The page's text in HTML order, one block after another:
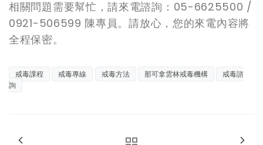
相關問題需要幫忙，請來電諮詢：05-6625500 /
0921-506599 陳專員。請放心，您的來電內容將
全程保密。
戒毒課程 戒毒專線 戒毒方法 那可拿雲林戒毒機構
戒毒諮
詢